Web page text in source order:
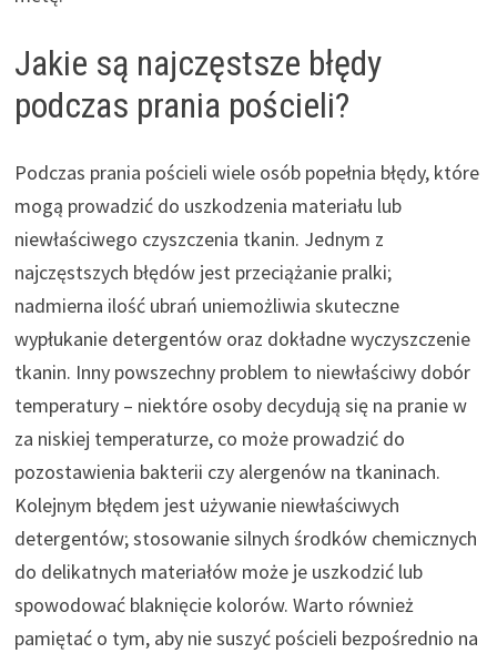
Jakie są najczęstsze błędy
podczas prania pościeli?
Podczas prania pościeli wiele osób popełnia błędy, które
mogą prowadzić do uszkodzenia materiału lub
niewłaściwego czyszczenia tkanin. Jednym z
najczęstszych błędów jest przeciążanie pralki;
nadmierna ilość ubrań uniemożliwia skuteczne
wypłukanie detergentów oraz dokładne wyczyszczenie
tkanin. Inny powszechny problem to niewłaściwy dobór
temperatury – niektóre osoby decydują się na pranie w
za niskiej temperaturze, co może prowadzić do
pozostawienia bakterii czy alergenów na tkaninach.
Kolejnym błędem jest używanie niewłaściwych
detergentów; stosowanie silnych środków chemicznych
do delikatnych materiałów może je uszkodzić lub
spowodować blaknięcie kolorów. Warto również
pamiętać o tym, aby nie suszyć pościeli bezpośrednio na